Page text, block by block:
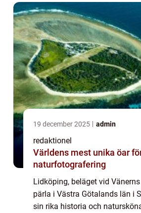
Lidköping...
19 december 2025 admin
redaktionel
Världens mest unika öar
naturfotografering
Lidköping, beläget vid
pärla i Västra Götalands län i
sin rika historia och